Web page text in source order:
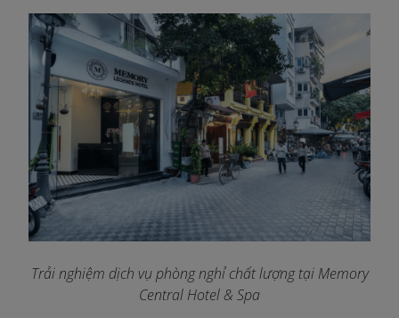
Trải nghiệm dịch vụ phòng nghỉ chất lượng tại Memory
Central Hotel & Spa